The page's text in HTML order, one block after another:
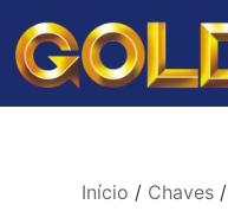
Início / Chaves/